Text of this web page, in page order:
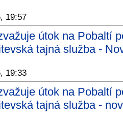
19:57
útok na Pobaltí
tajná služba -
19:33
útok na Pobaltí
tajná služba -